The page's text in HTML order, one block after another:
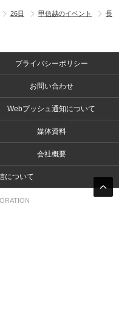
26日 甲信越のイベント
長
プライバシーポリシー
お問い合わせ
Webプッシュ通知について
媒体資料
会社概要
について